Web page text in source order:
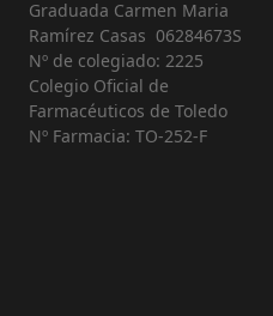
Graduada Carmen Maria
Ramírez Casas 06284673S
Nº de colegiado: 2225
Colegio Oficial de
Farmacéuticos de Toledo
Nº Farmacia: TO-252-F
😊, tu farmacéutica virtual.
en qué puedo ayudarte?